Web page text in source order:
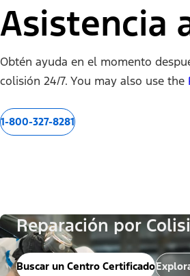
Asistencia
Obtén ayuda en el momento
colisión 24/7. You may also use the
1-800-327-8281
Reparación por
Buscar un Centro Certificado